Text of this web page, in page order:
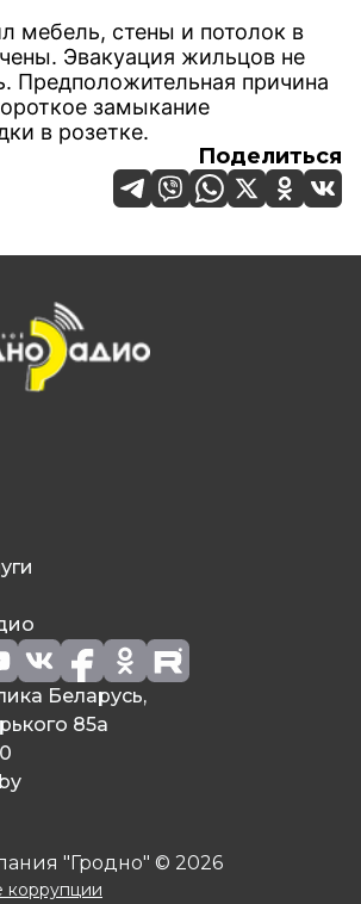
мебель, стены и потолок в
Эвакуация жильцов не
Предположительная причина
замыкание
в розетке.
Поделиться
Беларусь,
85а
"Гродно" © 2026
коррупции